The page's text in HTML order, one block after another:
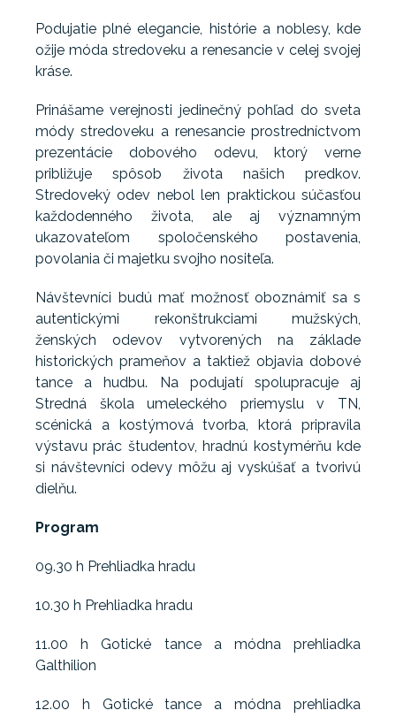
Podujatie plné elegancie, histórie a noblesy, kde
ožije móda stredoveku a renesancie v celej svojej
kráse.
Prinášame verejnosti jedinečný pohľad do sveta
módy stredoveku a renesancie prostredníctvom
prezentácie dobového odevu, ktorý verne
približuje spôsob života našich predkov.
Stredoveký odev nebol len praktickou súčasťou
každodenného života, ale aj významným
ukazovateľom spoločenského postavenia,
povolania či majetku svojho nositeľa.
Návštevníci budú mať možnosť oboznámiť sa s
autentickými rekonštrukciami mužských,
ženských odevov vytvorených na základe
historických prameňov a taktiež objavia dobové
tance a hudbu. Na podujatí spolupracuje aj
Stredná škola umeleckého priemyslu v TN,
scénická a kostýmová tvorba, ktorá pripravila
výstavu prác študentov, hradnú kostymérňu kde
si návštevníci odevy môžu aj vyskúšať a tvorivú
dielňu.
Program
09.30 h Prehliadka hradu
10.30 h Prehliadka hradu
11.00 h Gotické tance a módna prehliadka
Galthilion
12.00 h Gotické tance a módna prehliadka